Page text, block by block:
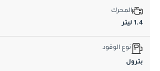
المحرك
1.4 ليتر
نوع الوقود
بترول